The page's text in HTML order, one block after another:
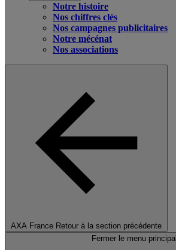
Notre histoire
Nos chiffres clés
Nos campagnes publicitaires
Notre mécénat
Nos associations
AXA France Retour à la section précédente
Fermer le menu principal